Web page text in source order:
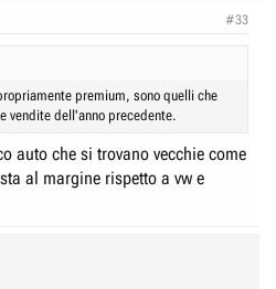
#33
premium, sono quelli che
vendite dell'anno precedente.
auto che si trovano vecchie come
al margine rispetto a vw e